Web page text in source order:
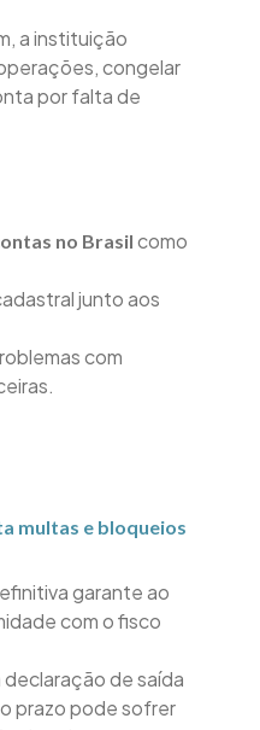
a instituição
congelar
por falta de
no Brasil como
junto aos
com
multas e bloqueios
garante ao
com o fisco
de saída
prazo pode sofrer